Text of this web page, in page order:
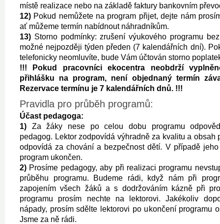
místě realizace nebo na základě faktury bankovním
12) Pokud nemůžete na program přijet, dejte nám
ať můžeme termín nabídnout náhradníkům.
13) Storno podmínky: zrušení výukového programu
možné nejpozději týden předen (7 kalendářních dní).
telefonicky neomluvíte, bude Vám účtován storno
!!! Pokud pracovníci ekocentra neobdrží
přihlášku na program, není objednaný termín
Rezervace termínu je 7 kalendářních dnů. !!!
Pravidla pro průběh programů:
Účast pedagoga:
1) Za žáky nese po celou dobu programu
pedagog. Lektor zodpovídá výhradně za kvalitu a obsah
odpovídá za chování a bezpečnost dětí. V případě
program ukončen.
2) Prosíme pedagogy, aby při realizaci programu
průběhu programu. Budeme rádi, když nám při
zapojením všech žáků a s dodržováním kázně při
programu prosím nechte na lektorovi. Jakékoliv
nápady, prosím sdělte lektorovi po ukončení programu
Jsme za ně rádi.